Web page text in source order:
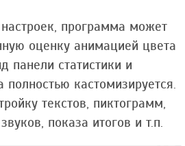
программа может
оценку анимацией цвета
панели статистики и
кастомизируется.
текстов, пиктограмм,
показа итогов и т.п.